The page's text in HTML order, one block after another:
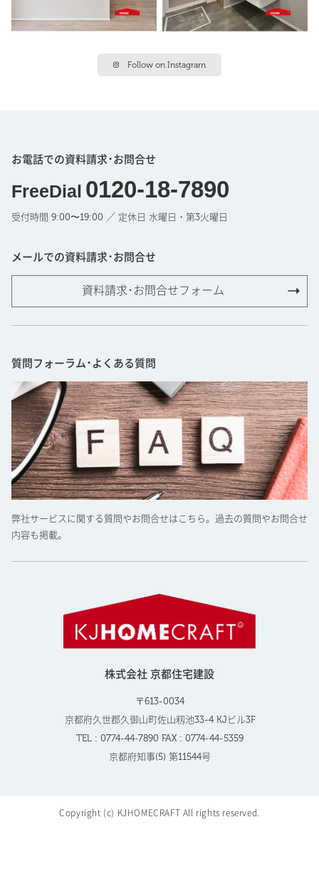
Follow on Instagram
お電話での資料請求･お問合せ
FreeDial 0120-18-7890
受付時間 9:00〜19:00 ／ 定休日 水曜日・第3火曜日
メールでの資料請求･お問合せ
資料請求･お問合せフォーム
質問フォーラム･よくある質問
弊社サービスに関する質問やお問合せはこちら。過去の質問やお問合せ
内容も掲載。
株式会社 京都住宅建設
〒613-0034
京都府久世郡久御山町佐山籾池33-4 KJビル3F
TEL : 0774-44-7890 FAX : 0774-44-5359
京都府知事(5) 第11544号
Copyright (c) KJHOMECRAFT All rights reserved.